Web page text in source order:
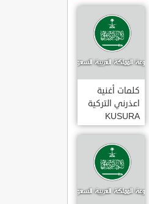
كلمات أغنية
اعذرني التركية
KUSURA
BAKMA
مترجمة للعربية
غناء المطربة
سيزن أكسو
SEZEN AKSU